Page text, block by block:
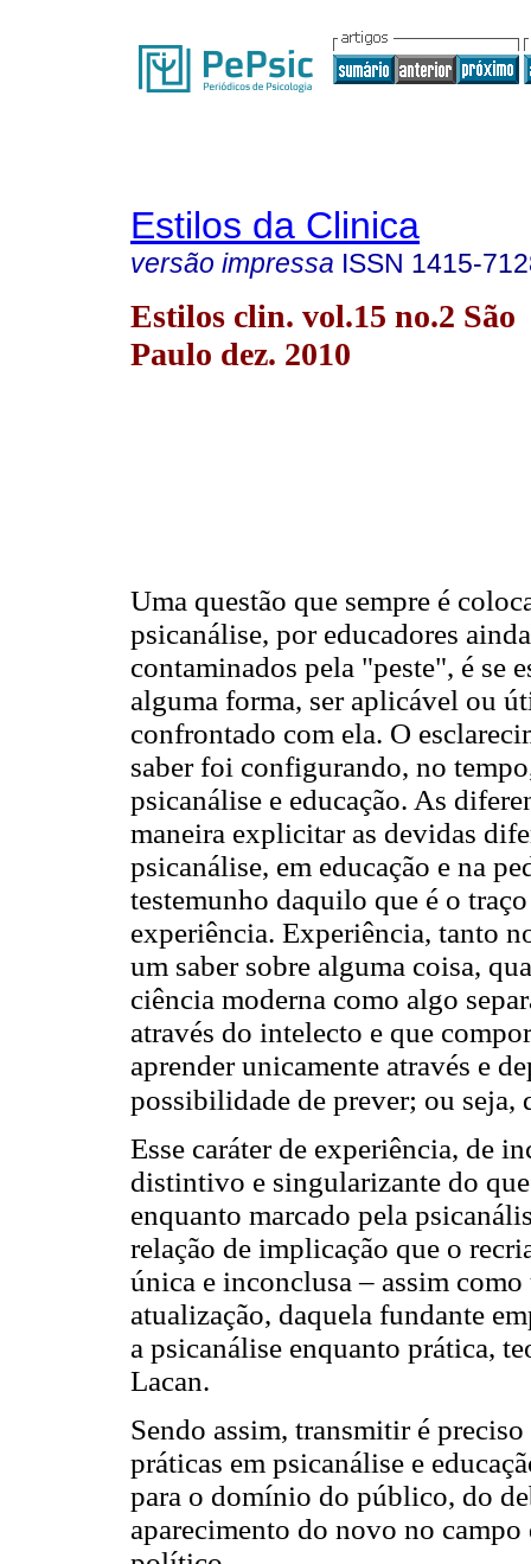
Estilos da Clinica
versão impressa ISSN 1415-
Estilos clin. vol.15 no.2 São
Paulo dez. 2010
Uma questão que sempre é
psicanálise, por educadores
contaminados pela "peste", é se
alguma forma, ser aplicável ou
confrontado com ela. O
saber foi configurando, no
psicanálise e educação. As
maneira explicitar as devidas
psicanálise, em educação e na
testemunho daquilo que é o
experiência. Experiência, tanto
um saber sobre alguma coisa,
ciência moderna como algo
através do intelecto e que
aprender unicamente através e
possibilidade de prever; ou seja,
Esse caráter de experiência, de
distintivo e singularizante do
enquanto marcado pela
relação de implicação que o
única e inconclusa – assim
atualização, daquela fundante
a psicanálise enquanto prática,
Lacan.
Sendo assim, transmitir é preciso
práticas em psicanálise e
para o domínio do público, do
aparecimento do novo no campo